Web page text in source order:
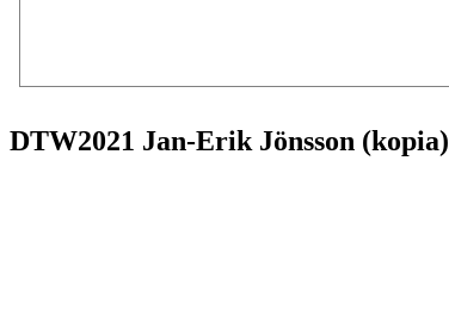
DTW2021 Jan-Erik Jönsson (kopia)